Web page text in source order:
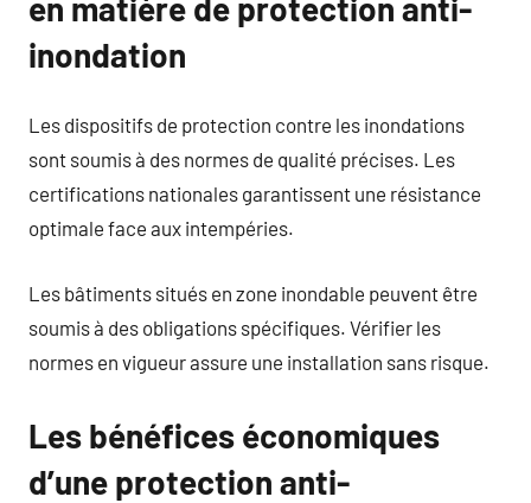
inondation
Les dispositifs de protection contre les inondations
sont soumis à des normes de qualité précises. Les
certifications nationales garantissent une résistance
optimale face aux intempéries.
Les bâtiments situés en zone inondable peuvent être
soumis à des obligations spécifiques. Vérifier les
normes en vigueur assure une installation sans risque.
Les bénéfices économiques
d’une protection anti-